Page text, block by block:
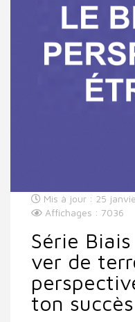
Mis à jour : 25
Affichages : 7036
Série
ver de
ton succès